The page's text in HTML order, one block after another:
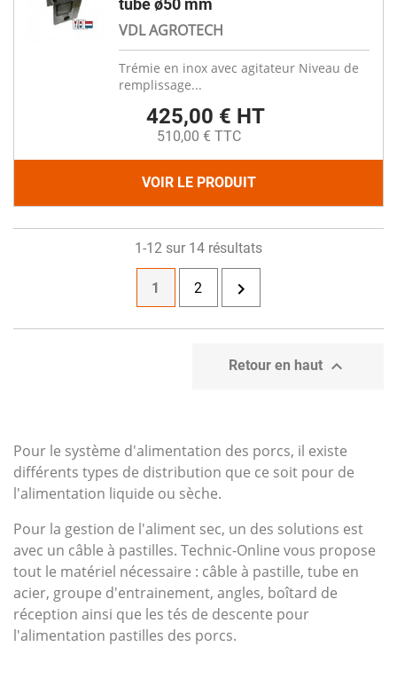
tube ø50 mm
VDL AGROTECH
Trémie en inox avec agitateur Niveau de
remplissage...
425,00 € HT
510,00 € TTC
VOIR LE PRODUIT
1-12 sur 14 résultats
1 2 
Retour en haut 
Pour le système d'alimentation des porcs, il existe
différents types de distribution que ce soit pour de
l'alimentation liquide ou sèche.
Pour la gestion de l'aliment sec, un des solutions est
avec un câble à pastilles. Technic-Online vous propose
tout le matériel nécessaire : câble à pastille, tube en
acier, groupe d'entrainement, angles, boîtard de
réception ainsi que les tés de descente pour
l'alimentation pastilles des porcs.